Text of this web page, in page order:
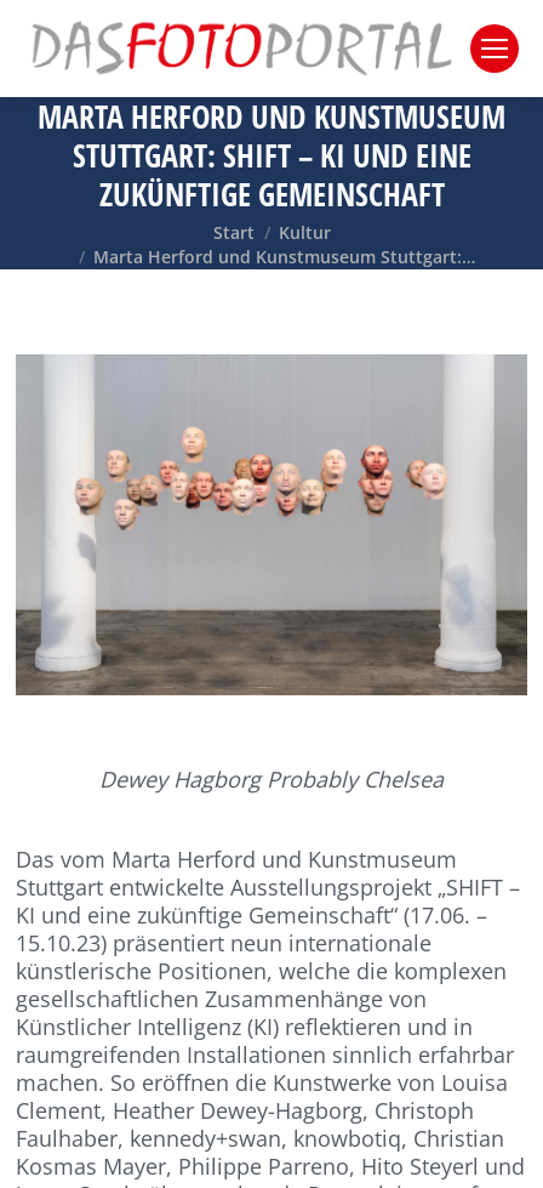
MARTA HERFORD UND KUNSTMUSEUM
STUTTGART: SHIFT – KI UND EINE
ZUKÜNFTIGE GEMEINSCHAFT
Sie befinden sich hier:
Start
Kultur
Marta Herford und Kunstmuseum Stuttgart:…
Dewey Hagborg Probably Chelsea
Das vom Marta Herford und Kunstmuseum
Stuttgart entwickelte Ausstellungsprojekt „SHIFT –
KI und eine zukünftige Gemeinschaft“ (17.06. –
15.10.23) präsentiert neun internationale
künstlerische Positionen, welche die komplexen
gesellschaftlichen Zusammenhänge von
Künstlicher Intelligenz (KI) reflektieren und in
raumgreifenden Installationen sinnlich erfahrbar
machen. So eröffnen die Kunstwerke von Louisa
Clement, Heather Dewey-Hagborg, Christoph
Faulhaber, kennedy+swan, knowbotiq, Christian
Kosmas Mayer, Philippe Parreno, Hito Steyerl und